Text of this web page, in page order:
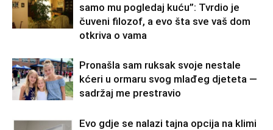
samo mu pogledaj kuću”: Tvrdio je
čuveni filozof, a evo šta sve vaš dom
otkriva o vama
Pronašla sam ruksak svoje nestale
kćeri u ormaru svog mlađeg djeteta —
sadržaj me prestravio
Evo gdje se nalazi tajna opcija na klimi